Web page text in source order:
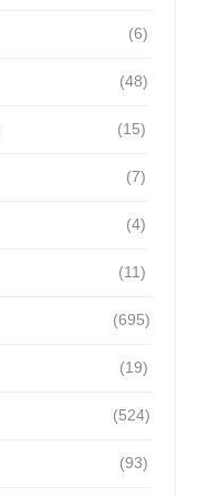
(6)
(48)
(15)
(7)
(4)
(11)
(695)
(19)
(524)
(93)